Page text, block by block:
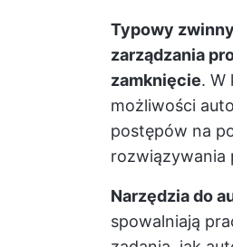
Typowy
zarządzania
zamknięcie. W
możliwości
postępów na
rozwiązywania
Narzędzia do
spowalniają